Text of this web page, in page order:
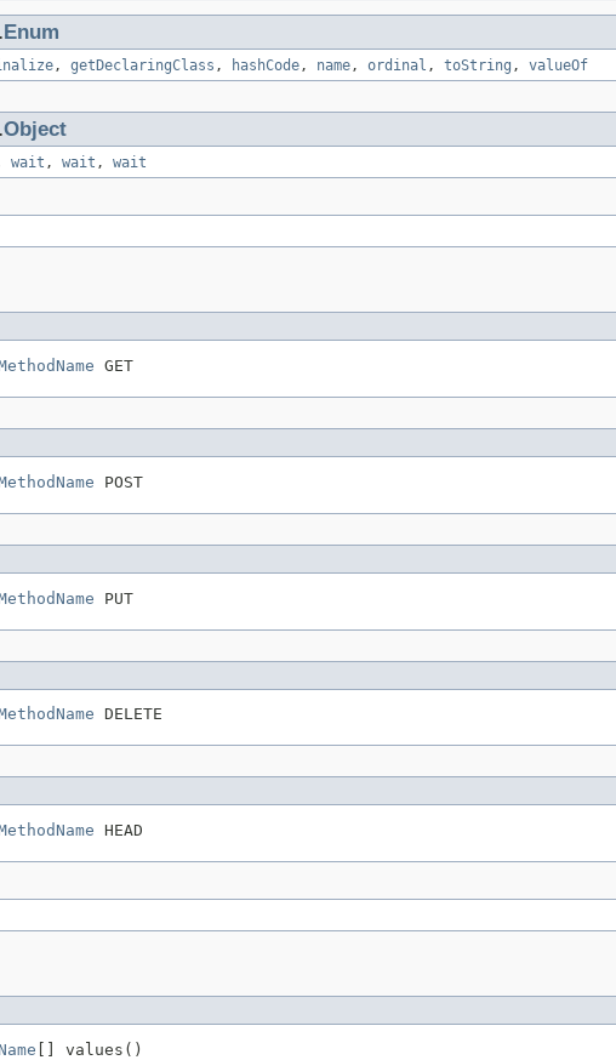
Enum
, getDeclaringClass , hashCode, name, ordinal , toString , valueOf
Object
wait , wait , wait
GET
POST
PUT
DELETE
HEAD
[] values()